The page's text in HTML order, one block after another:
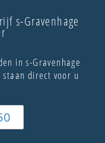
s-Gravenhage
in s-Gravenhage
direct voor u